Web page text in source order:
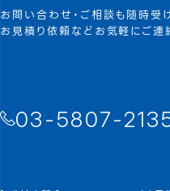
お問い合わせ・ご相談も随時受
お見積り依頼などお気軽にご連
03-5807-